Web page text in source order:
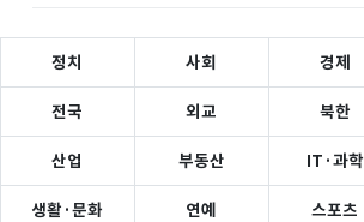
정치 사회 경제
전국 외교 북한
산업 부동산 IT·과학
생활·문화 연예 스포츠